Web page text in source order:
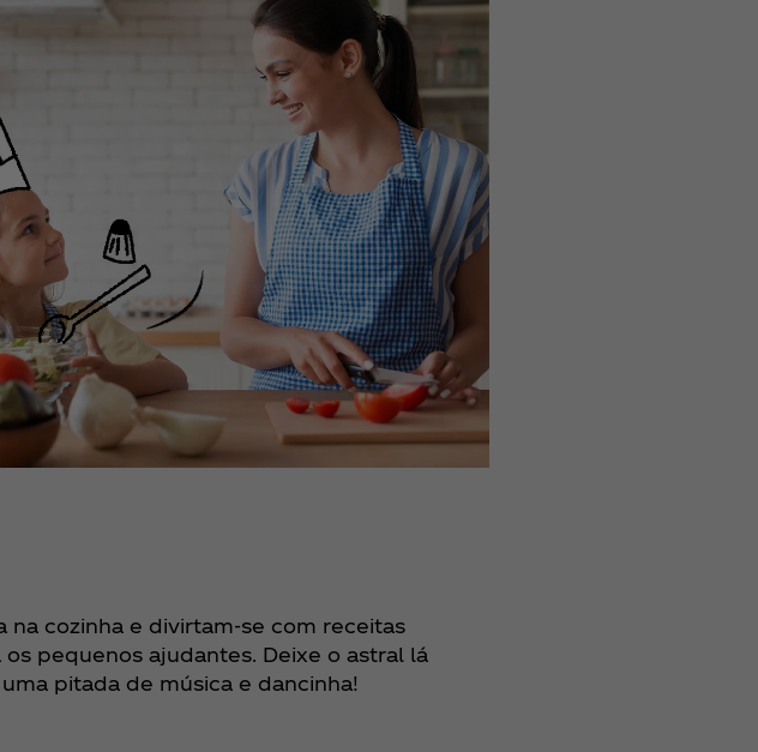
na cozinha e divirtam-se com receitas
pequenos ajudantes. Deixe o astral lá
pitada de música e dancinha!